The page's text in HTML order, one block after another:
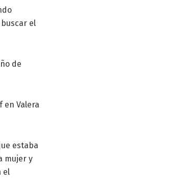
el
de
en Valera
estaba
mujer y
el